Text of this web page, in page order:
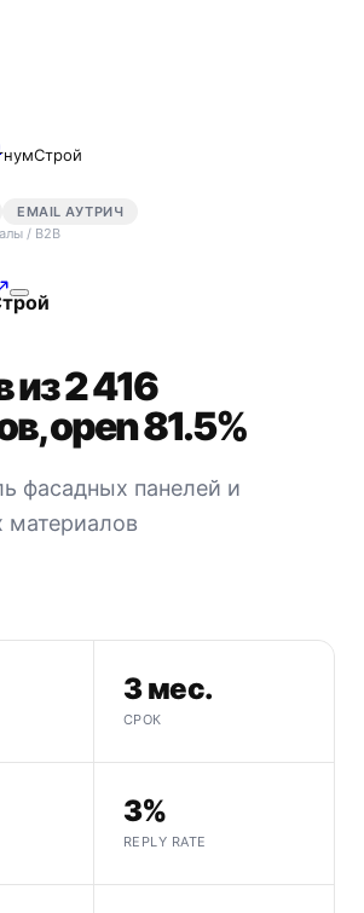
EMAIL АУТРИЧ
/ B2B
из 2 416
open 81.5%
фасадных панелей и
материалов
3 мес.
СРОК
3%
REPLY RATE